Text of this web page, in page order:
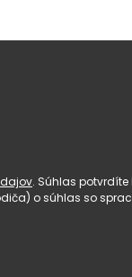
. Súhlas
o súhlas so